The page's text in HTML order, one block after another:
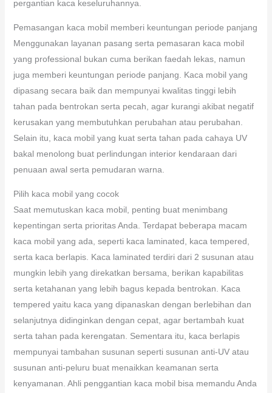
pergantian kaca keseluruhannya.
Pemasangan kaca mobil memberi keuntungan periode panjang
Menggunakan layanan pasang serta pemasaran kaca mobil
yang professional bukan cuma berikan faedah lekas, namun
juga memberi keuntungan periode panjang. Kaca mobil yang
dipasang secara baik dan mempunyai kwalitas tinggi lebih
tahan pada bentrokan serta pecah, agar kurangi akibat negatif
kerusakan yang membutuhkan perubahan atau perubahan.
Selain itu, kaca mobil yang kuat serta tahan pada cahaya UV
bakal menolong buat perlindungan interior kendaraan dari
penuaan awal serta pemudaran warna.
Pilih kaca mobil yang cocok
Saat memutuskan kaca mobil, penting buat menimbang
kepentingan serta prioritas Anda. Terdapat beberapa macam
kaca mobil yang ada, seperti kaca laminated, kaca tempered,
serta kaca berlapis. Kaca laminated terdiri dari 2 susunan atau
mungkin lebih yang direkatkan bersama, berikan kapabilitas
serta ketahanan yang lebih bagus kepada bentrokan. Kaca
tempered yaitu kaca yang dipanaskan dengan berlebihan dan
selanjutnya didinginkan dengan cepat, agar bertambah kuat
serta tahan pada kerengatan. Sementara itu, kaca berlapis
mempunyai tambahan susunan seperti susunan anti-UV atau
susunan anti-peluru buat menaikkan keamanan serta
kenyamanan. Ahli penggantian kaca mobil bisa memandu Anda